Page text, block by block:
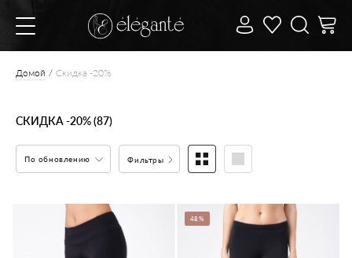
Домой Скидка -20%
СКИДКА -20% (87)
По обновлению Фильтры
48%